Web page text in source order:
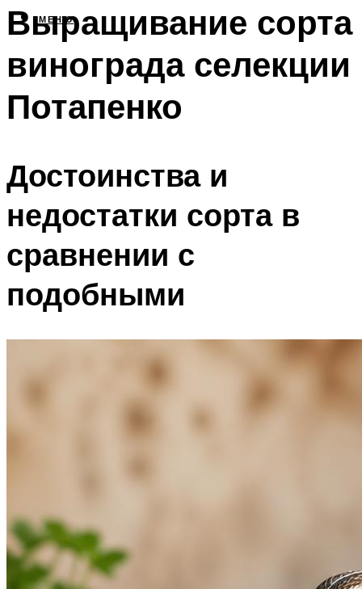
МЕНЮ
Выращивание сорта
винограда селекции
Потапенко
Достоинства и
недостатки сорта в
сравнении с
подобными